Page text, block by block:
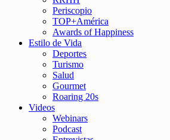
Periscopio
TOP+América
Awards of Happiness
Estilo de Vida
Deportes
Turismo
Salud
Gourmet
Roaring 20s
Videos
Webinars
Podcast